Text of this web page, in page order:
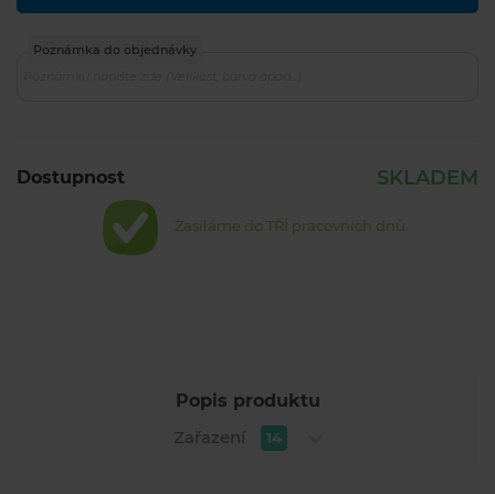
Poznámka do objednávky
Dostupnost SKLADEM
Zasíláme do TŘÍ pracovních dnů.
Popis produktu
Zařazení
14